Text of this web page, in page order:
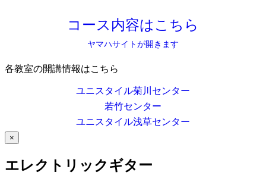
コース内容はこちら
ヤマハサイトが開きます
各教室の開講情報はこちら
ユニスタイル菊川センター
若竹センター
ユニスタイル浅草センター
×
エレクトリックギター